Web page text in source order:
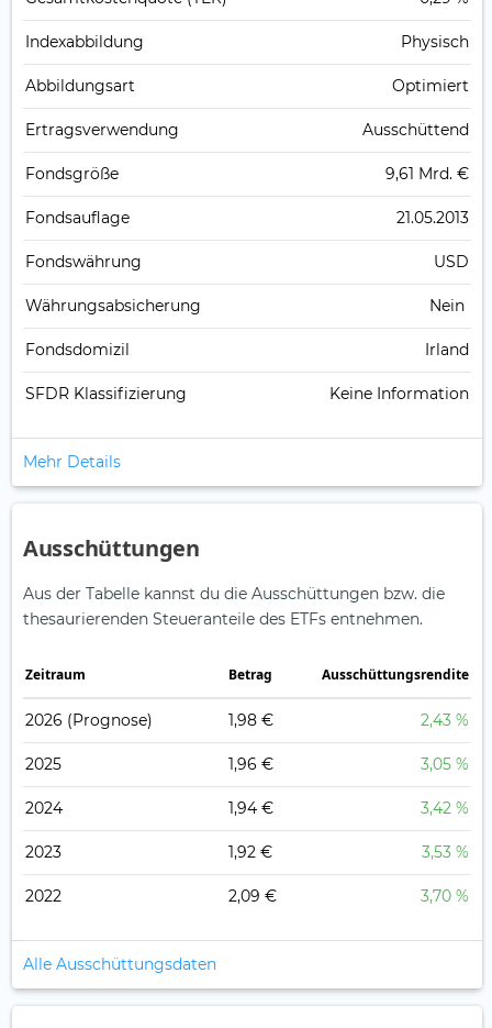
Index­abbildung Physisch
Abbildungs­art Optimiert
Ertrags­verwendung Ausschüttend
Fonds­größe 9,61 Mrd. €
Fonds­auflage 21.05.2013
Fonds­währung USD
Währungsabsicherung Nein
Fondsdomizil Irland
SFDR Klassifizierung Keine Information
Mehr Details
Ausschüttungen
Aus der Tabelle kannst du die Ausschüttungen bzw. die
thesaurierenden Steueranteile des ETFs entnehmen.
Zeitraum Betrag Ausschüttungsrendite
2026 (Prognose) 1,98 € 2,43 %
2025 1,96 € 3,05 %
2024 1,94 € 3,42 %
2023 1,92 € 3,53 %
2022 2,09 € 3,70 %
Alle Ausschüttungsdaten